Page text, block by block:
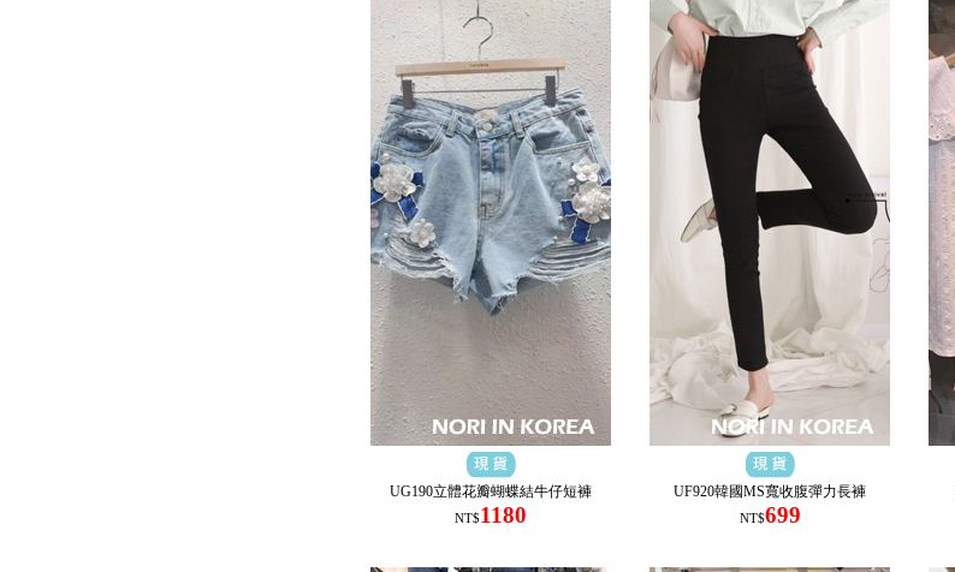
UG190立體花瓣蝴蝶結牛仔短褲
NT$1180
UF920韓國MS寬收腹彈力長褲
NT$699